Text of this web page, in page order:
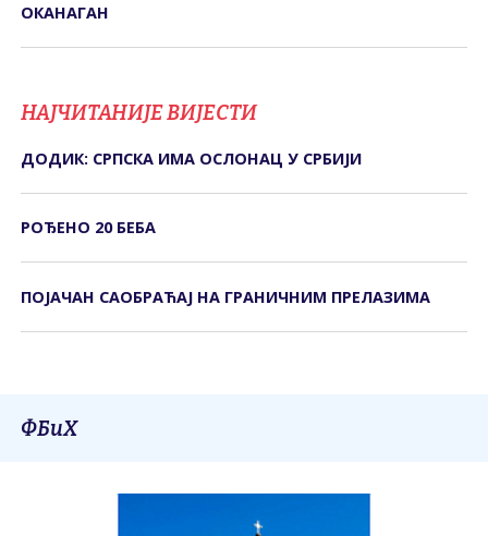
ОКАНАГАН
НАЈЧИТАНИЈЕ ВИЈЕСТИ
ДОДИК: СРПСКА ИМА ОСЛОНАЦ У СРБИЈИ
РОЂЕНО 20 БЕБА
ПОЈАЧАН САОБРАЋАЈ НА ГРАНИЧНИМ ПРЕЛАЗИМА
ФБиХ